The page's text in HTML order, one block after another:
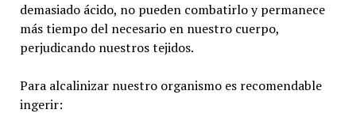
demasiado ácido, no pueden combatirlo y permanece
más tiempo del necesario en nuestro cuerpo,
perjudicando nuestros tejidos.
Para alcalinizar nuestro organismo es recomendable
ingerir: